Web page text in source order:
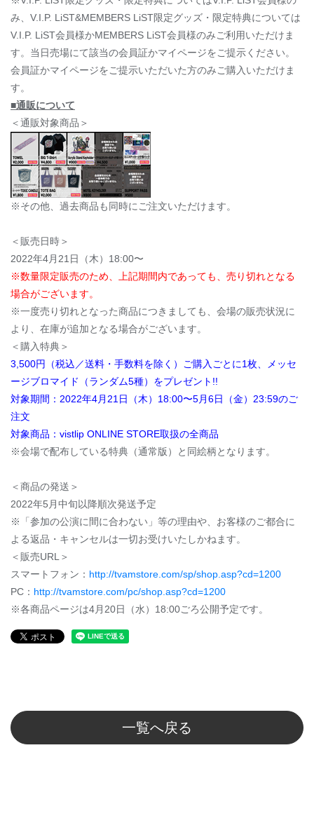
み、V.I.P. LiST&MEMBERS LiST限定グッズ・限定特典については
V.I.P. LiST会員様かMEMBERS LiST会員様のみご利用いただけま
す。当日売場にて該当の会員証かマイページをご提示ください。
会員証かマイページをご提示いただいた方のみご購入いただけま
す。
■通販について
＜通販対象商品＞
※その他、過去商品も同時にご注文いただけます。
＜販売日時＞
2022年4月21日（木）18:00〜
※数量限定販売のため、上記期間内であっても、売り切れとなる
場合がございます。
※一度売り切れとなった商品につきましても、会場の販売状況に
より、在庫が追加となる場合がございます。
＜購入特典＞
3,500円（税込／送料・手数料を除く）ご購入ごとに1枚、メッセ
ージブロマイド（ランダム5種）をプレゼント!!
対象期間：2022年4月21日（木）18:00〜5月6日（金）23:59のご
注文
対象商品：vistlip ONLINE STORE取扱の全商品
※会場で配布している特典（通常版）と同絵柄となります。
＜商品の発送＞
2022年5月中旬以降順次発送予定
※「参加の公演に間に合わない」等の理由や、お客様のご都合に
よる返品・キャンセルは一切お受けいたしかねます。
＜販売URL＞
スマートフォン： http://tvamstore.com/sp/shop.asp?cd=1200
PC： http://tvamstore.com/pc/shop.asp?cd=1200
※各商品ページは4月20日（水）18:00ごろ公開予定です。
一覧へ戻る